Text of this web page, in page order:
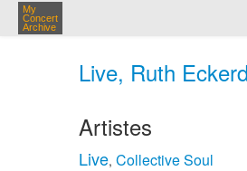
My
Concert
Archive
Live, Ruth
Artistes
Live, Collective Soul